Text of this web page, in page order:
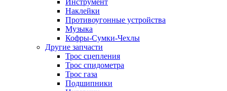
Инструмент
Наклейки
Противоугонные устройства
Музыка
Кофры-Сумки-Чехлы
Другие запчасти
Трос сцепления
Трос спидометра
Трос газа
Подшипники